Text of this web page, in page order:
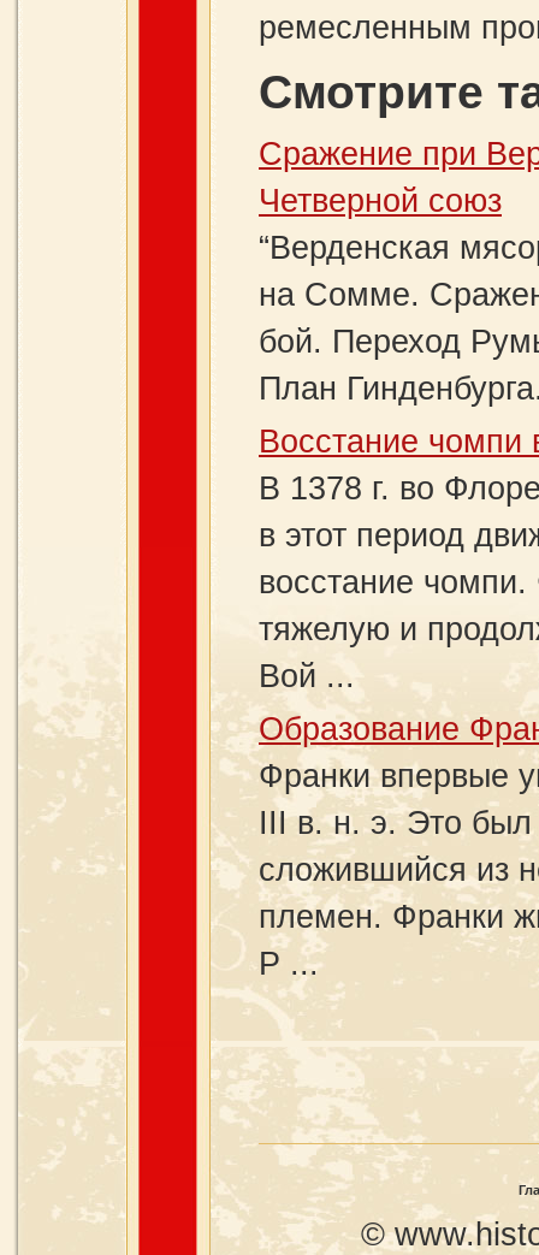
ремесленным
Смотрите
Сражение при
Четверной союз
“Верденская
на Сомме.
бой. Переход
План
Восстание чомпи
В 1378 г. во
в этот период
восстание
тяжелую и
Вой ...
Образование
Франки впервые
III в. н. э. Это
сложившийся из
племен. Франки
Р ...
©